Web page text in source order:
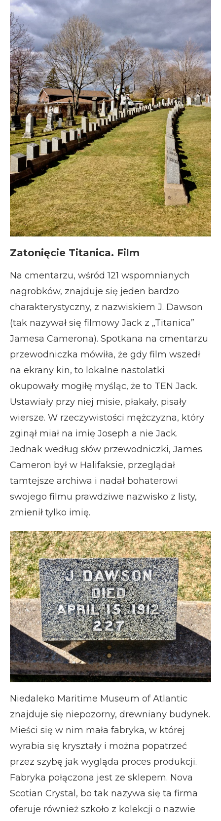
Zatonięcie Titanica. Film
Na cmentarzu, wśród 121 wspomnianych
nagrobków, znajduje się jeden bardzo
charakterystyczny, z nazwiskiem J. Dawson
(tak nazywał się filmowy Jack z „Titanica”
Jamesa Camerona). Spotkana na cmentarzu
przewodniczka mówiła, że gdy film wszedł
na ekrany kin, to lokalne nastolatki
okupowały mogiłę myśląc, że to TEN Jack.
Ustawiały przy niej misie, płakały, pisały
wiersze. W rzeczywistości mężczyzna, który
zginął miał na imię Joseph a nie Jack.
Jednak według słów przewodniczki, James
Cameron był w Halifaksie, przeglądał
tamtejsze archiwa i nadał bohaterowi
swojego filmu prawdziwe nazwisko z listy,
zmienił tylko imię.
Niedaleko Maritime Museum of Atlantic
znajduje się niepozorny, drewniany budynek.
Mieści się w nim mała fabryka, w której
wyrabia się kryształy i można popatrzeć
przez szybę jak wygląda proces produkcji.
Fabryka połączona jest ze sklepem. Nova
Scotian Crystal, bo tak nazywa się ta firma
oferuje również szkoło z kolekcji o nazwie